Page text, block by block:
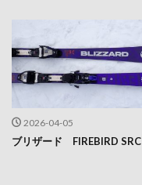
2026-04-05
ブリザード FIREBIRD SRC